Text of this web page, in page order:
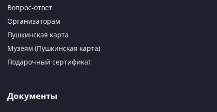
Вопрос-ответ
Организаторам
Пушкинская карта
Музеям (Пушкинская карта)
Подарочный сертификат
Документы